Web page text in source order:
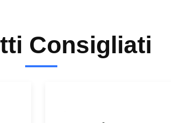
Consigliati